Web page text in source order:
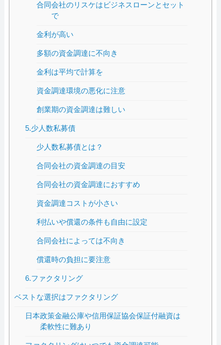
合同会社のリスケはビジネスローンとセット
で
金利が高い
多額の資金調達に不向き
金利は平均で計算を
資金調達環境の悪化に注意
創業期の資金調達は難しい
5.少人数私募債
少人数私募債とは？
合同会社の資金調達の目安
合同会社の資金調達におすすめ
資金調達コストが小さい
利払いや償還の条件も自由に設定
合同会社によっては不向き
償還時の負担に要注意
6.ファクタリング
ベストな選択はファクタリング
日本政策金融公庫や信用保証協会保証付融資は
柔軟性に難あり